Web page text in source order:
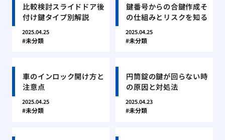
比較検討スライドドア後
付け鍵タイプ別解説
2025.04.25
未分類
鍵番号からの合鍵作成そ
の仕組みとリスクを知る
2025.04.25
未分類
車のインロック開け方と
注意点
2025.04.25
未分類
円筒錠の鍵が回らない時
の原因と対処法
2025.04.23
未分類